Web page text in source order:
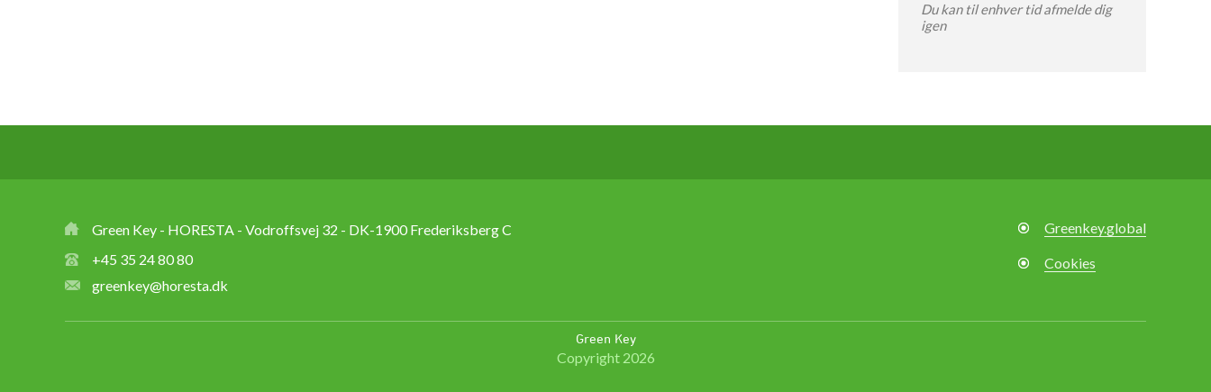
Du kan til enhver tid afmelde dig
igen
Green Key - HORESTA - Vodroffsvej 32 - DK-1900 Frederiksberg C
+45 35 24 80 80
greenkey@horesta.dk
Greenkey.global
Cookies
Green Key
Copyright 2026